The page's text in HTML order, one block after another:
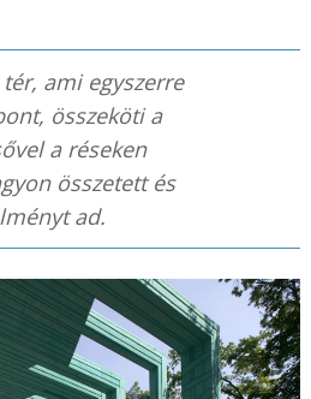
tér, ami egyszerre
összeköti a
a réseken
összetett és
ad.